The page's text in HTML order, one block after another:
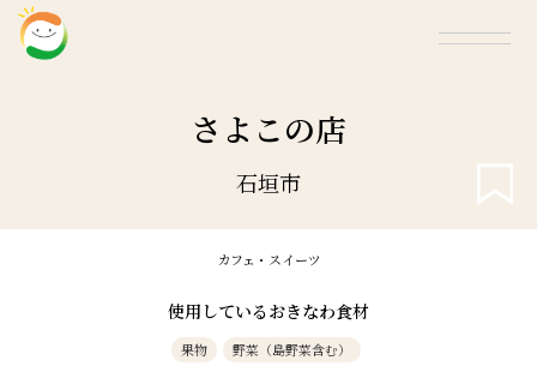
さよこの店
石垣市
カフェ・スイーツ
使用しているおきなわ食材
果物 野菜（島野菜含む）